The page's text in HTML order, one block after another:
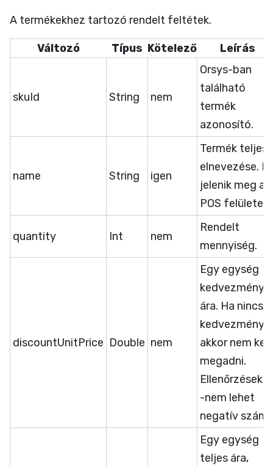
A termékekhez tartozó rendelt feltétek.
Változó Típus Kötelező Leírás
skuId String nem
Orsys-ban
található
termék
azonosító.
name String igen
Termék teljes
elnevezése.
jelenik meg a
POS felületen.
quantity Int nem
Rendelt
mennyiség.
discountUnitPrice Double nem
Egy egység
ára. Ha nincs
kedvezmény
akkor nem kell
megadni.
Ellenőrzések:
-nem lehet
negatív szám
Egy egység
teljes ára,